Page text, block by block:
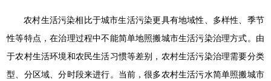
农村生活污染相比于城市生活污染更具有地域性、多样性、季节
性等特点，在治理过程中不能简单地照搬城市生活污染治理方式。由
于农村生活环境和农民生活习惯等差别，农村生活污染治理需要分类
型、分区域、分时段来进行。当前，很多农村生活污水简单照搬城市